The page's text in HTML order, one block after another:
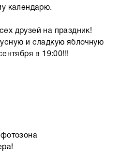
календарю.
друзей на праздник!
и сладкую яблочную
в 19:00!!!